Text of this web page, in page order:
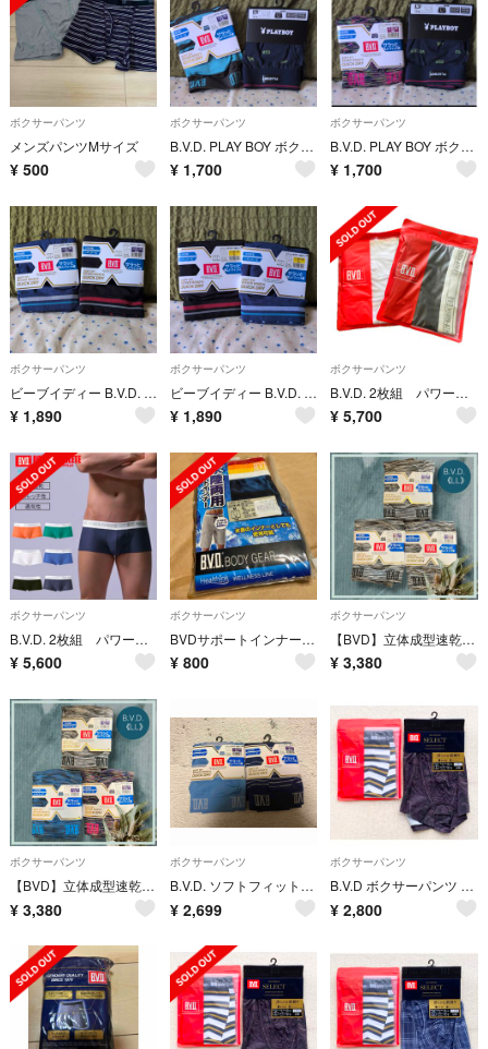
ボクサーパンツ
メンズパンツMサイズ
¥ 500
ボクサーパンツ
B.V.D. PLAY BOY ボクサーパンツ 2枚セット(メンズLL)
¥ 1,700
ボクサーパンツ
B.V.D. PLAY BOY ボクサーパンツ 2枚セット(メンズM)
¥ 1,700
ボクサーパンツ
ビーブイディー B.V.D. ボクサーパンツ 2枚セット(メンズLL)
¥ 1,890
ボクサーパンツ
ビーブイディー B.V.D. ボクサーパンツ 2枚セット(メンズL)
¥ 1,890
ボクサーパンツ
B.V.D. 2枚組 パワーアスリートローライズM ホワイト・ブラック
¥ 5,700
ボクサーパンツ
B.V.D. 2枚組 パワーアスリートローライズM ホワイト
¥ 5,600
ボクサーパンツ
BVDサポートインナーパンツM
¥ 800
ボクサーパンツ
【BVD】立体成型速乾❣️ソフトフィットボクサーブリーフ 3枚組《LL》
¥ 3,380
ボクサーパンツ
【BVD】立体成型速乾❣️ソフトフィットボクサーブリーフ 3枚組《LL》
¥ 3,380
ボクサーパンツ
B.V.D. ソフトフィットボクサー LLサイズ 2枚セット
¥ 2,699
ボクサーパンツ
B.V.D ボクサーパンツ Lサイズ ボーダー＆ペイズリー 2枚セット
¥ 2,800